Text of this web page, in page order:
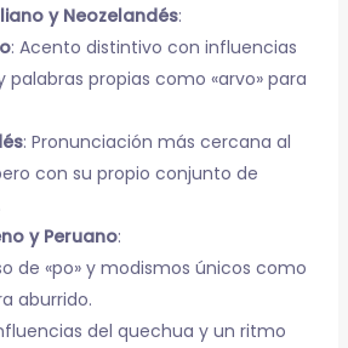
y Neozelandés:
: Acento distintivo con influencias
palabras propias como «arvo» para
: Pronunciación más cercana al
con su propio conjunto de
y Peruano:
de «po» y modismos únicos como
aburrido.
del quechua y un ritmo